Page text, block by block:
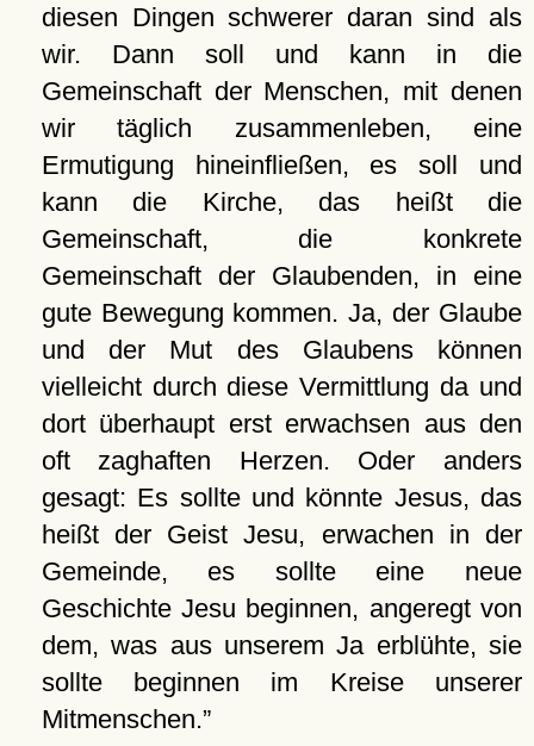
diesen Dingen schwerer daran sind als
wir. Dann soll und kann in die
Gemeinschaft der Menschen, mit denen
wir täglich zusammenleben, eine
Ermutigung hineinfließen, es soll und
kann die Kirche, das heißt die
Gemeinschaft, die konkrete
Gemeinschaft der Glaubenden, in eine
gute Bewegung kommen. Ja, der Glaube
und der Mut des Glaubens können
vielleicht durch diese Vermittlung da und
dort überhaupt erst erwachsen aus den
oft zaghaften Herzen. Oder anders
gesagt: Es sollte und könnte Jesus, das
heißt der Geist Jesu, erwachen in der
Gemeinde, es sollte eine neue
Geschichte Jesu beginnen, angeregt von
dem, was aus unserem Ja erblühte, sie
sollte beginnen im Kreise unserer
Mitmenschen.